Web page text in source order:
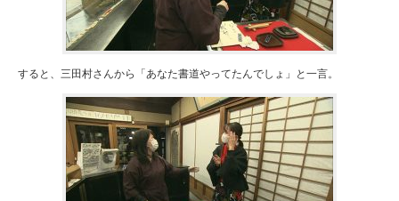
すると、三田村さんから「あなた書道やってたんでしょ」と一言。